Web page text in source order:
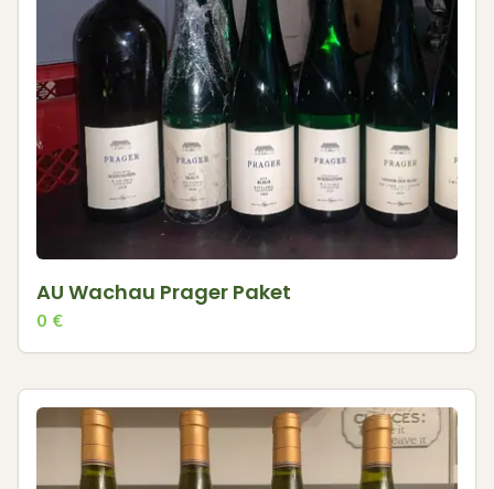
AU Wachau Prager Paket
0 €